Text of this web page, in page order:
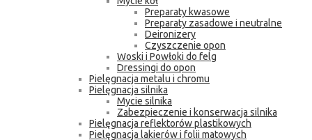
Preparaty kwasowe
Preparaty zasadowe i neutralne
Deironizery
Czyszczenie opon
Woski i Powłoki do felg
Dressingi do opon
Pielęgnacja metalu i chromu
Pielęgnacja silnika
Mycie silnika
Zabezpieczenie i konserwacja silnika
Pielęgnacja reflektorów plastikowych
Pielęgnacja lakierów i folii matowych